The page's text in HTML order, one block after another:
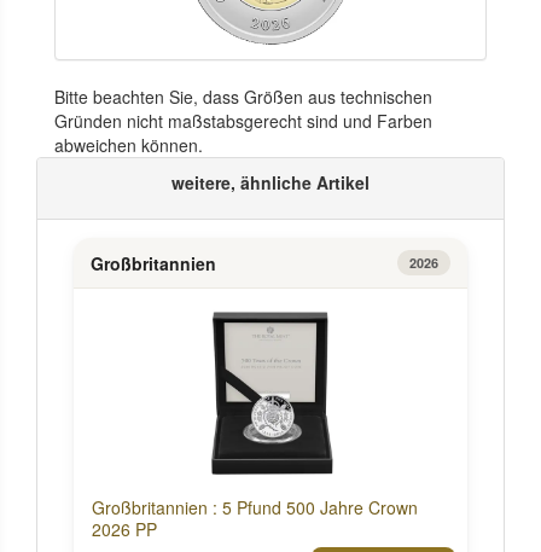
Bitte beachten Sie, dass Größen aus technischen
Gründen nicht maßstabsgerecht sind und Farben
abweichen können.
weitere, ähnliche Artikel
Großbritannien 2026
Großbritannien : 5 Pfund 500 Jahre Crown
2026 PP